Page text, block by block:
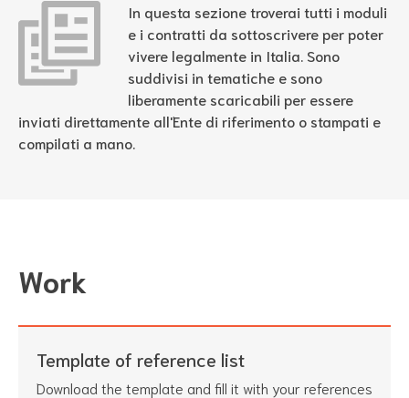
In questa sezione troverai tutti i moduli
e i contratti da sottoscrivere per poter
vivere legalmente in Italia. Sono
suddivisi in tematiche e sono
liberamente scaricabili per essere
inviati direttamente all'Ente di riferimento o stampati e
compilati a mano.
Work
Template of reference list
Download the template and fill it with your references